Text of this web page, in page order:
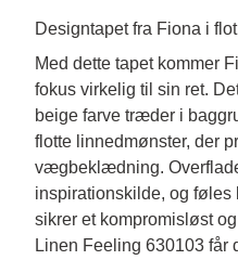
Designtapet fra Fiona i
Med dette tapet kommer
fokus virkelig til sin ret.
beige farve træder i
flotte linnedmønster, der
vægbeklædning.
inspirationskilde, og føles
sikrer et kompromisløst
Linen Feeling 630103 får